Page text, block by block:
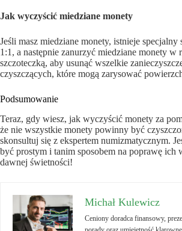
Jak wyczyścić miedziane monety
Jeśli masz miedziane monety, istnieje
1:1, a następnie zanurzyć miedziane monety
szczoteczką, aby usunąć wszelkie
czyszczących, które mogą zarysować
Podsumowanie
Teraz, gdy wiesz, jak wyczyścić monety za
że nie wszystkie monety powinny być
skonsultuj się z ekspertem numizmatycznym.
być prostym i tanim sposobem na poprawę
dawnej świetności!
Michał Kulewicz
Ceniony doradca finansowy,